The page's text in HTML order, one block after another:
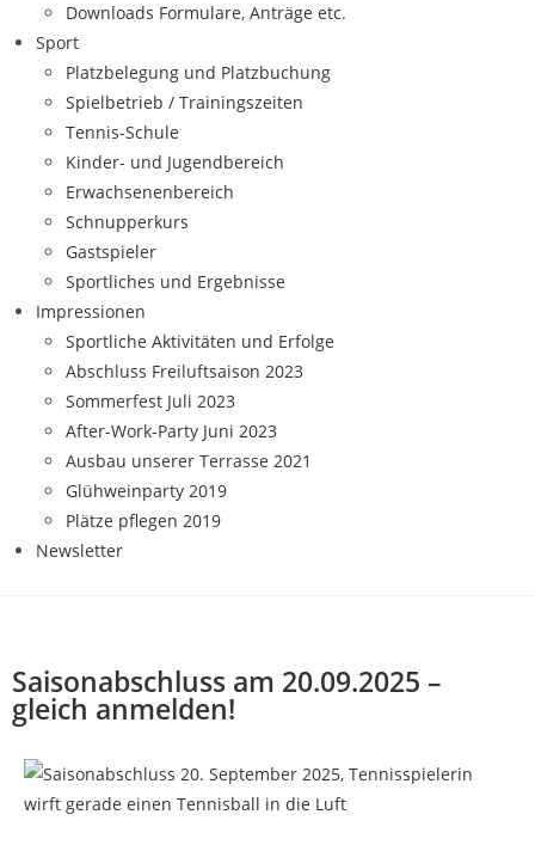
Downloads Formulare, Anträge etc.
Sport
Platzbelegung und Platzbuchung
Spielbetrieb / Trainingszeiten
Tennis-Schule
Kinder- und Jugendbereich
Erwachsenenbereich
Schnupperkurs
Gastspieler
Sportliches und Ergebnisse
Impressionen
Sportliche Aktivitäten und Erfolge
Abschluss Freiluftsaison 2023
Sommerfest Juli 2023
After-Work-Party Juni 2023
Ausbau unserer Terrasse 2021
Glühweinparty 2019
Plätze pflegen 2019
Newsletter
Saisonabschluss am 20.09.2025 –
gleich anmelden!